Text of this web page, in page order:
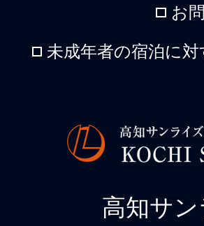
お
未成年者の宿泊に
高知サ